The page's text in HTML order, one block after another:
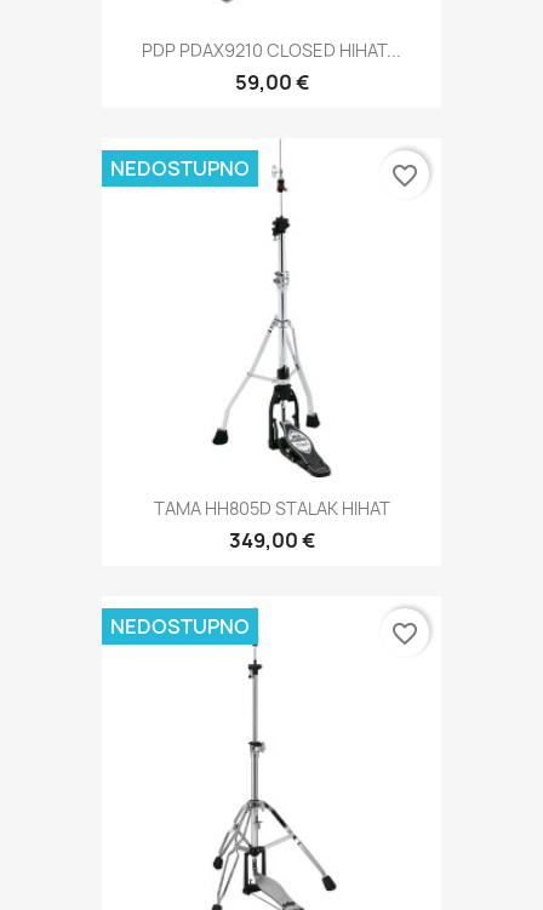
PDP PDAX9210 CLOSED HIHAT...
59,00 €
TAMA HH805D STALAK HIHAT
349,00 €
NEDOSTUPNO favorite_border
NEDOSTUPNO favorite_border